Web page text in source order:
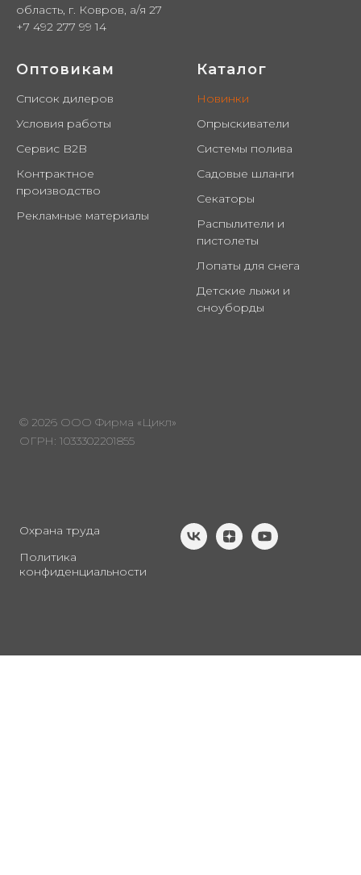
область, г. Ковров, а/я 27
+7 492 277 99 14
Оптовикам
Список дилеров
Условия работы
Сервис B2B
Контрактное
производство
Рекламные материалы
Каталог
Новинки
Опрыскиватели
Системы полива
Садовые шланги
Секаторы
Распылители и
пистолеты
Лопаты для снега
Детские лыжи и
сноуборды
© 2026 ООО Фирма «Цикл»
ОГРН: 1033302201855
Охрана труда
Политика
конфиденциальности